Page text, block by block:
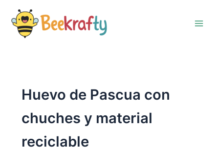
contenido
Huevo de Pascua con
chuches y material
reciclable